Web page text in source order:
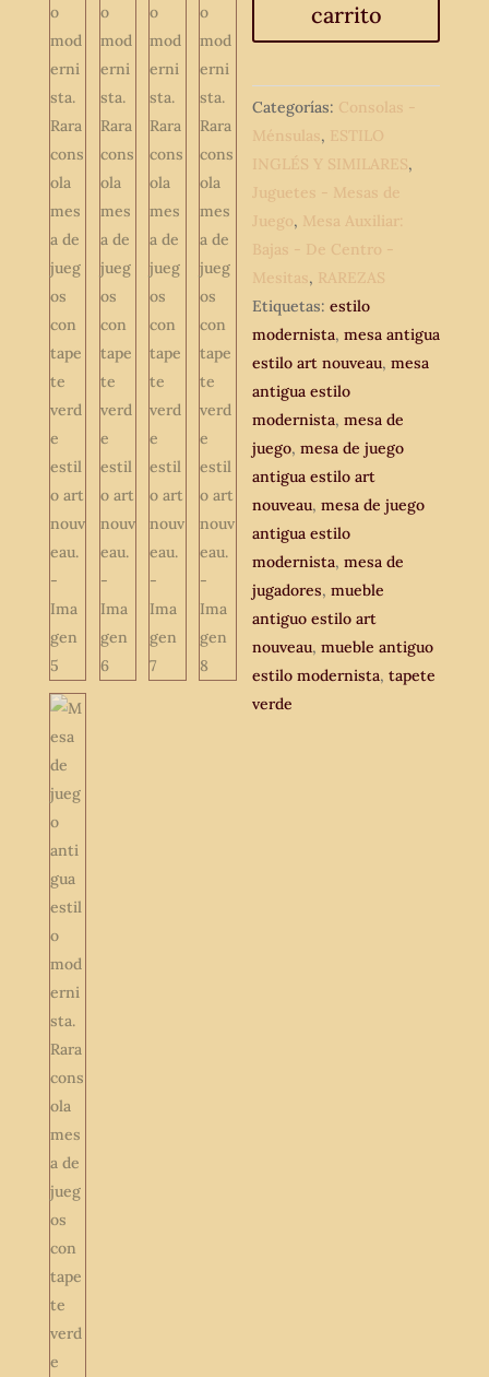
modernista.
consola
mesa
de
juegos
con
tapete
verde
estilo
art
nouveau.
cantidad
carrito
Categorías: Consolas -
Ménsulas, ESTILO
INGLÉS Y SIMILARES,
Juguetes - Mesas de
Juego, Mesa Auxiliar:
Bajas - De Centro -
Mesitas, RAREZAS
Etiquetas:estilo
modernista,mesa antigua
estilo art nouveau,mesa
antigua estilo
modernista,mesa de
juego,mesa de juego
antigua estilo art
nouveau,mesa de juego
antigua estilo
modernista,mesa de
jugadores,mueble
antiguo estilo art
nouveau,mueble antiguo
estilo modernista,tapete
verde